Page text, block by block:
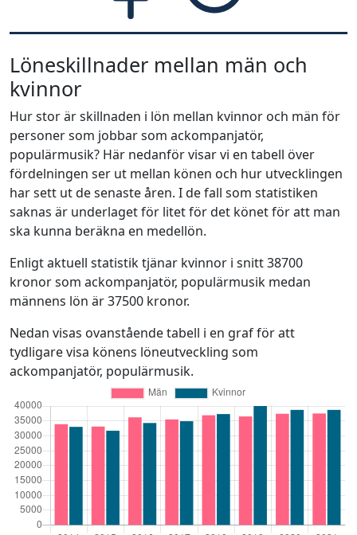
Löneskillnader mellan män och
kvinnor
Hur stor är skillnaden i lön mellan kvinnor och män för
personer som jobbar som ackompanjatör,
populärmusik? Här nedanför visar vi en tabell över
fördelningen ser ut mellan könen och hur utvecklingen
har sett ut de senaste åren. I de fall som statistiken
saknas är underlaget för litet för det könet för att man
ska kunna beräkna en medellön.
Enligt aktuell statistik tjänar kvinnor i snitt 38700
kronor som ackompanjatör, populärmusik medan
männens lön är 37500 kronor.
Nedan visas ovanstående tabell i en graf för att
tydligare visa könens löneutveckling som
ackompanjatör, populärmusik.